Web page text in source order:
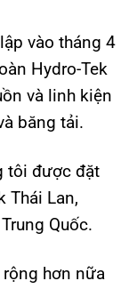
vào tháng 4
Hydro-Tek
và linh kiện
băng tải.
tôi được đặt
Thái Lan,
Quốc.
hơn nữa